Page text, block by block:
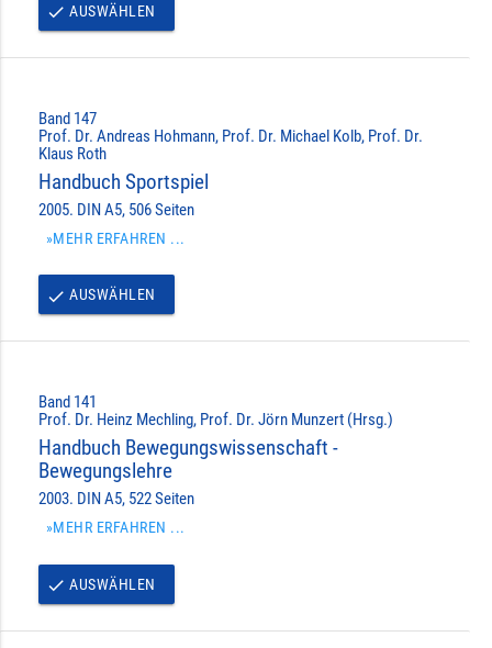
done AUSWÄHLEN
Band 147
Prof. Dr. Andreas Hohmann, Prof. Dr. Michael Kolb, Prof. Dr.
Klaus Roth
Handbuch Sportspiel
2005. DIN A5, 506 Seiten
»MEHR ERFAHREN ...
done AUSWÄHLEN
Band 141
Prof. Dr. Heinz Mechling, Prof. Dr. Jörn Munzert (Hrsg.)
Handbuch Bewegungswissenschaft -
Bewegungslehre
2003. DIN A5, 522 Seiten
»MEHR ERFAHREN ...
done AUSWÄHLEN